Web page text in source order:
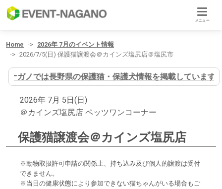
メニュー
Home
2026年 7月のイベント情報
2026/7/5(日) 保護猫譲渡会＠カインズ塩尻店＠塩尻市
ナガノでは長野県の保護猫・保護犬情報を掲載しています
2026年 7月 5日(日)
＠カインズ塩尻店 ペッツワンコーナー
保護猫譲渡会＠カインズ塩尻店
※動物取扱許可申請の関係上、持ち込み及び個人的譲渡は受付
できません。
※当日の健康状態により参加できない猫ちゃんがいる場合もご